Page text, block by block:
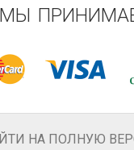
МЫ
НА ПОЛНУЮ